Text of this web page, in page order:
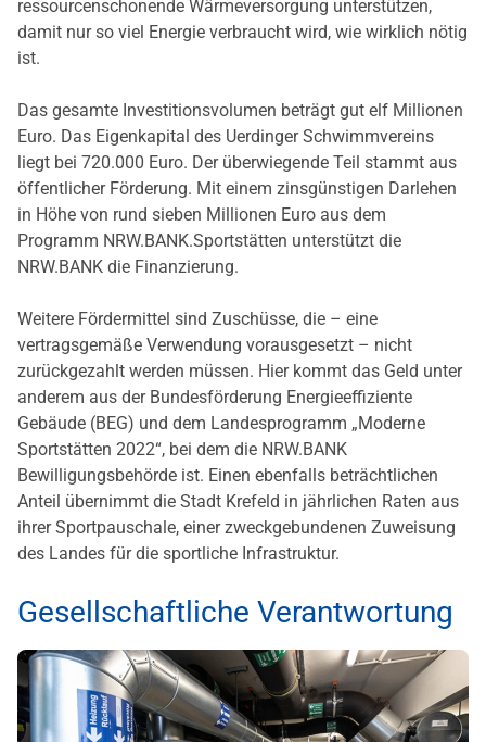
ressourcenschonende Wärmeversorgung unterstützen,
damit nur so viel Energie verbraucht wird, wie wirklich nötig
ist.
Das gesamte Investitionsvolumen beträgt gut elf Millionen
Euro. Das Eigenkapital des Uerdinger Schwimmvereins
liegt bei 720.000 Euro. Der überwiegende Teil stammt aus
öffentlicher Förderung. Mit einem zinsgünstigen Darlehen
in Höhe von rund sieben Millionen Euro aus dem
Programm NRW.BANK.Sportstätten unterstützt die
NRW.BANK die Finanzierung.
Weitere Fördermittel sind Zuschüsse, die – eine
vertragsgemäße Verwendung vorausgesetzt – nicht
zurückgezahlt werden müssen. Hier kommt das Geld unter
anderem aus der Bundesförderung Energieeffiziente
Gebäude (BEG) und dem Landesprogramm „Moderne
Sportstätten 2022“, bei dem die NRW.BANK
Bewilligungsbehörde ist. Einen ebenfalls beträchtlichen
Anteil übernimmt die Stadt Krefeld in jährlichen Raten aus
ihrer Sportpauschale, einer zweckgebundenen Zuweisung
des Landes für die sportliche Infrastruktur.
Gesellschaftliche Verantwortung